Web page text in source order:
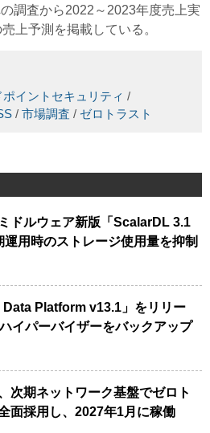
調査から2022～2023年度売上実
上予測を掲載している。
ポイントセキュリティ /
/ 市場調査 / ゼロトラスト
ドルウェア新版「ScalarDL 3.1
運用時のストレージ使用量を抑制
Data Platform v13.1」をリリー
イパーバイザーをバックアップ
次期ネットワーク基盤でゼロト
面採用し、2027年1月に稼働